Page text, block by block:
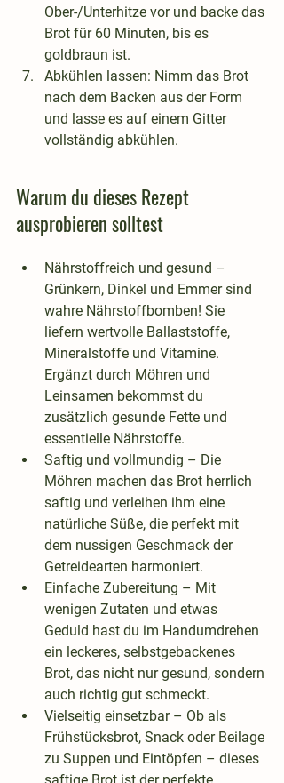
Ober-/Unterhitze vor und backe das
Brot für 60 Minuten, bis es
goldbraun ist.
Abkühlen lassen: Nimm das Brot
nach dem Backen aus der Form
und lasse es auf einem Gitter
vollständig abkühlen.
Warum du dieses Rezept
ausprobieren solltest
Nährstoffreich und gesund –
Grünkern, Dinkel und Emmer sind
wahre Nährstoffbomben! Sie
liefern wertvolle Ballaststoffe,
Mineralstoffe und Vitamine.
Ergänzt durch Möhren und
Leinsamen bekommst du
zusätzlich gesunde Fette und
essentielle Nährstoffe.
Saftig und vollmundig – Die
Möhren machen das Brot herrlich
saftig und verleihen ihm eine
natürliche Süße, die perfekt mit
dem nussigen Geschmack der
Getreidearten harmoniert.
Einfache Zubereitung – Mit
wenigen Zutaten und etwas
Geduld hast du im Handumdrehen
ein leckeres, selbstgebackenes
Brot, das nicht nur gesund, sondern
auch richtig gut schmeckt.
Vielseitig einsetzbar – Ob als
Frühstücksbrot, Snack oder Beilage
zu Suppen und Eintöpfen – dieses